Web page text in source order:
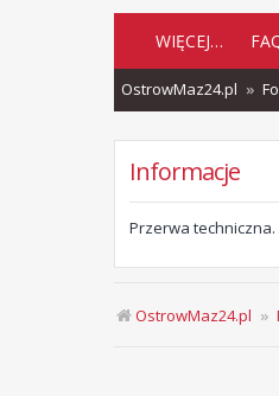
WIĘCEJ…
OstrowMaz24.pl
Informacje
Przerwa
OstrowMaz24.pl